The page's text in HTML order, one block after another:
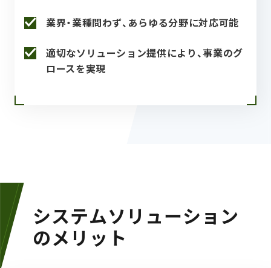
業界・業種問わず、あらゆる分野に対応可能
適切なソリューション提供により、事業のグ
ロースを実現
システムソリューション
のメリット